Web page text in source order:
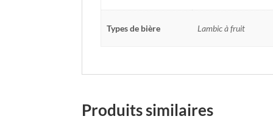
Types de bière Lambic à fruit
Produits similaires